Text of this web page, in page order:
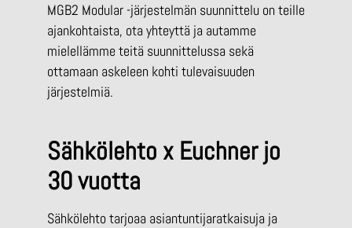
MGB2 Modular -järjestelmän suunnittelu on teille
ajankohtaista, ota yhteyttä ja autamme
mielellämme teitä suunnittelussa sekä
ottamaan askeleen kohti tulevaisuuden
järjestelmiä.
Sähkölehto x Euchner jo
30 vuotta
Sähkölehto tarjoaa asiantuntijaratkaisuja ja